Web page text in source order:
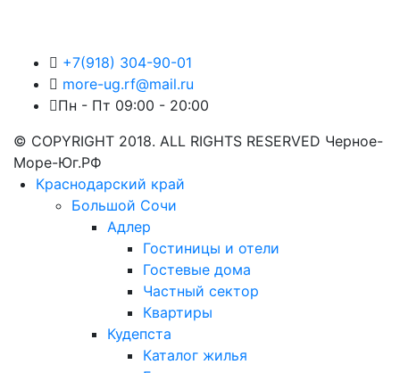
+7(918) 304-90-01
more-ug.rf@mail.ru
Пн - Пт 09:00 - 20:00
© COPYRIGHT 2018. ALL RIGHTS RESERVED Черное-
Море-Юг.РФ
Краснодарский край
Большой Сочи
Адлер
Гостиницы и отели
Гостевые дома
Частный сектор
Квартиры
Кудепста
Каталог жилья